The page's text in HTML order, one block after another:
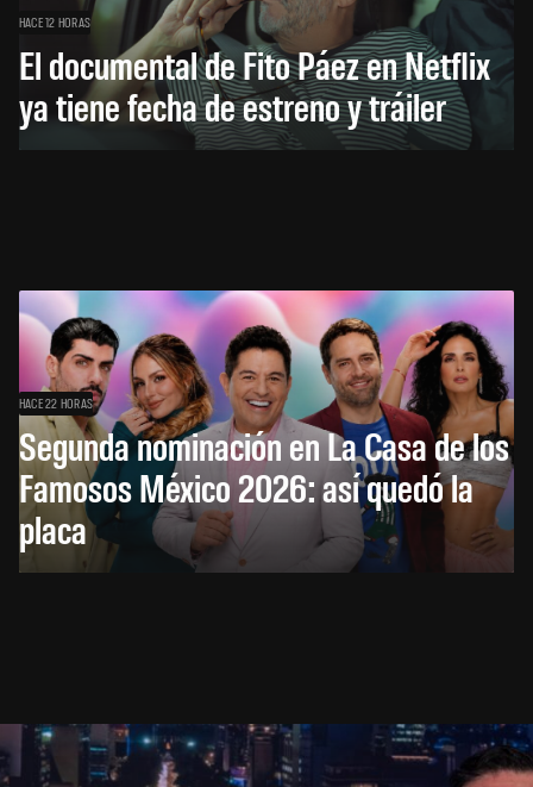
HACE 12 HORAS
El documental de Fito Páez en Netflix
ya tiene fecha de estreno y tráiler
HACE 22 HORAS
Segunda nominación en La Casa de los
Famosos México 2026: así quedó la
placa